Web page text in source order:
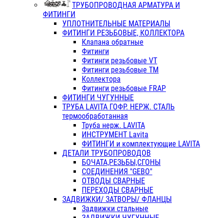
ТРУБОПРОВОДНАЯ АРМАТУРА И
ФИТИНГИ
УПЛОТНИТЕЛЬНЫЕ МАТЕРИАЛЫ
ФИТИНГИ РЕЗЬБОВЫЕ, КОЛЛЕКТОРА
Клапана обратные
Фитинги
Фитинги резьбовые VT
Фитинги резьбовые ТМ
Коллектора
Фитинги резьбовые FRAP
ФИТИНГИ ЧУГУННЫЕ
ТРУБА LAVITA ГОФР. НЕРЖ. СТАЛЬ
термообработанная
Труба нерж. LAVITA
ИНСТРУМЕНТ Lavita
ФИТИНГИ и комплектующие LAVITA
ДЕТАЛИ ТРУБОПРОВОДОВ
БОЧАТА,РЕЗЬБЫ,СГОНЫ
СОЕДИНЕНИЯ "GEBO"
ОТВОДЫ СВАРНЫЕ
ПЕРЕХОДЫ СВАРНЫЕ
ЗАДВИЖКИ/ ЗАТВОРЫ/ ФЛАНЦЫ
Задвижки стальные